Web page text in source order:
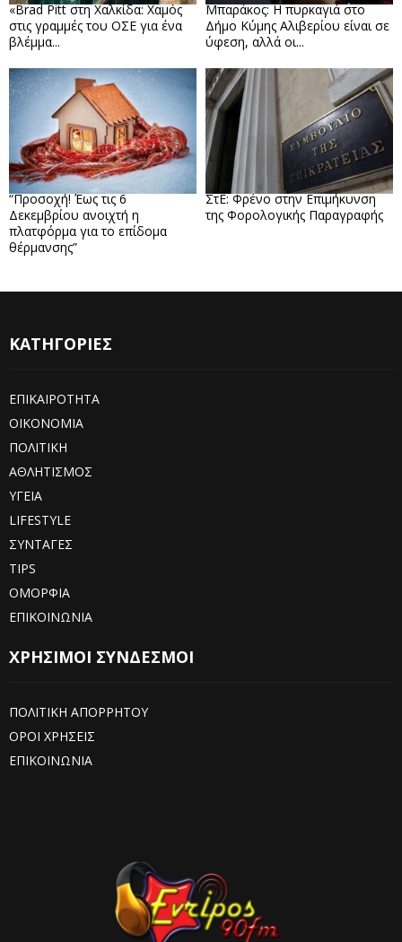
«Brad Pitt στη Χαλκίδα: Χαμός
στις γραμμές του ΟΣΕ για ένα
βλέμμα...
Μπαράκος: Η πυρκαγιά στο
Δήμο Κύμης Αλιβερίου είναι σε
ύφεση, αλλά οι...
“Προσοχή! Έως τις 6
Δεκεμβρίου ανοιχτή η
πλατφόρμα για το επίδομα
θέρμανσης”
ΣτΕ: Φρένο στην Επιμήκυνση
της Φορολογικής Παραγραφής
ΚΑΤΗΓΟΡΙΕΣ
ΕΠΙΚΑΙΡΟΤΗΤΑ
ΟΙΚΟΝΟΜΙΑ
ΠΟΛΙΤΙΚΗ
ΑΘΛΗΤΙΣΜΟΣ
ΥΓΕΙΑ
LIFESTYLE
ΣΥΝΤΑΓΕΣ
TIPS
ΟΜΟΡΦΙΑ
ΕΠΙΚΟΙΝΩΝΙΑ
ΧΡΗΣΙΜΟΙ ΣΥΝΔΕΣΜΟΙ
ΠΟΛΙΤΙΚΗ ΑΠΟΡΡΗΤΟΥ
ΟΡΟΙ ΧΡΗΣΕΙΣ
ΕΠΙΚΟΙΝΩΝΙΑ